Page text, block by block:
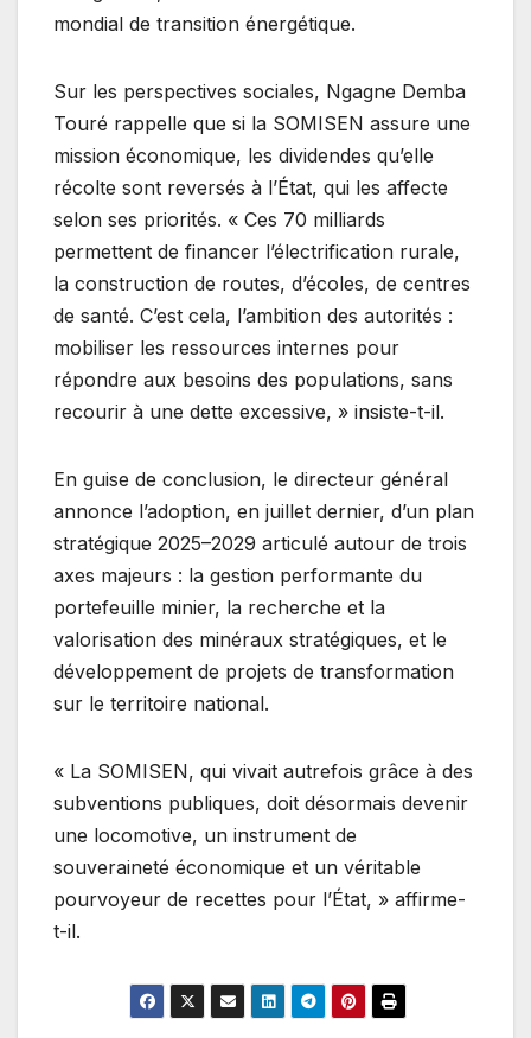
mondial de transition énergétique.
Sur les perspectives sociales, Ngagne Demba
Touré rappelle que si la SOMISEN assure une
mission économique, les dividendes qu’elle
récolte sont reversés à l’État, qui les affecte
selon ses priorités. « Ces 70 milliards
permettent de financer l’électrification rurale,
la construction de routes, d’écoles, de centres
de santé. C’est cela, l’ambition des autorités :
mobiliser les ressources internes pour
répondre aux besoins des populations, sans
recourir à une dette excessive, » insiste-t-il.
En guise de conclusion, le directeur général
annonce l’adoption, en juillet dernier, d’un plan
stratégique 2025–2029 articulé autour de trois
axes majeurs : la gestion performante du
portefeuille minier, la recherche et la
valorisation des minéraux stratégiques, et le
développement de projets de transformation
sur le territoire national.
« La SOMISEN, qui vivait autrefois grâce à des
subventions publiques, doit désormais devenir
une locomotive, un instrument de
souveraineté économique et un véritable
pourvoyeur de recettes pour l’État, » affirme-
t-il.